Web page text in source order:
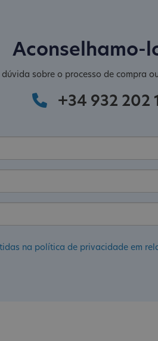
Aconselhamo-
dúvida sobre o processo de compra
+34 932 202
na política de privacidade em